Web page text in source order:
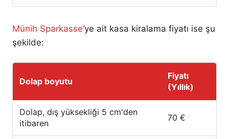
Münih Sparkasse‘ye ait kasa kiralama fiyatı ise şu
şekilde:
Dolap boyutu
Fiyatı
(Yıllık)
Dolap, dış yüksekliği 5 cm'den
itibaren
70 €